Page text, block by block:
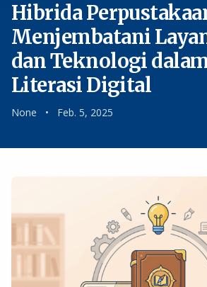
Hibrida
Menjembatani
dan Teknologi
Literasi Digital
None • Feb. 5, 2025